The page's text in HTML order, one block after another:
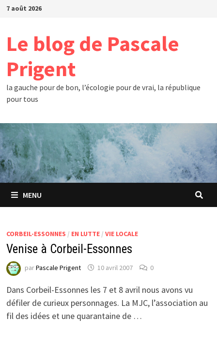
Passer
7 août 2026
Le blog de Pascale
Prigent
la gauche pour de bon, l’écologie pour de vrai, la république
pour tous
MENU
CORBEIL-ESSONNES / EN LUTTE/ VIE LOCALE
Venise à Corbeil-Essonnes
parPascale Prigent 10 avril 2007 0
Dans Corbeil-Essonnes les 7 et 8 avril nous avons vu
défiler de curieux personnages. La MJC, l’association au
fil des idées et une quarantaine de …